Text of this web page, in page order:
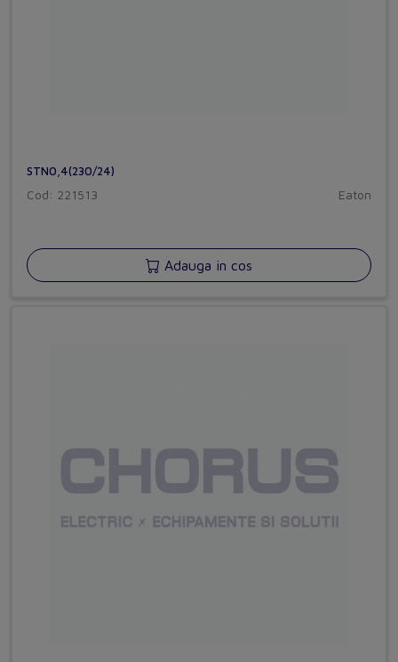
STN0,4(230/24)
Cod: 221513 Eaton
Adauga in cos